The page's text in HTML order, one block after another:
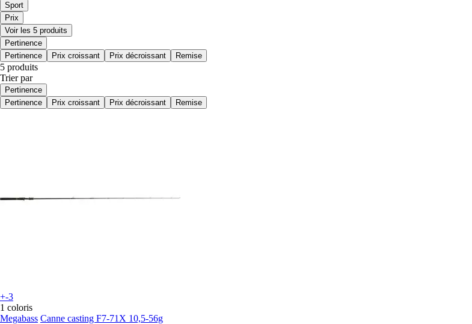
Sport
Prix
Voir les 5 produits
Pertinence
Pertinence
Prix croissant Prix décroissant Remise
5 produits
Trier par
Pertinence
Pertinence
Prix croissant Prix décroissant Remise
+-3
1 coloris
Megabass Canne casting F7-71X 10,5-56g